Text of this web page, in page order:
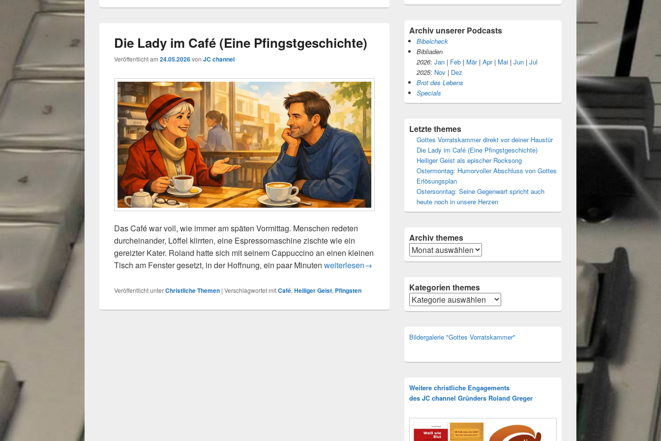
Die Lady im Café (Eine Pfingstgeschichte)
Veröffentlicht am 24.05.2026von JC channel
Das Café war voll, wie immer am späten Vormittag. Menschen redeten
durcheinander, Löffel klirrten, eine Espressomaschine zischte wie ein
gereizter Kater. Roland hatte sich mit seinem Cappuccino an einen kleinen
Tisch am Fenster gesetzt, in der Hoffnung, ein paar Minuten Die Lady im Café (Eine Pfingstgeschichte)
weiterlesen→
Veröffentlicht unterChristliche Themen | Verschlagwortet mitCafé, Heiliger Geist, Pfingsten
Archiv unserer Podcasts
Bibelcheck
Bibliaden
2026: Jan | Feb | Mär| Apr| Mai | Jun | Jul
2025: Nov | Dez
Brot des Lebens
Specials
Letzte themes
Gottes Vorratskammer direkt vor deiner Haustür
Die Lady im Café (Eine Pfingstgeschichte)
Heiliger Geist als epischer Rocksong
Ostermontag: Humorvoller Abschluss von Gottes
Erlösungsplan
Ostersonntag: Seine Gegenwart spricht auch
heute noch in unsere Herzen
Archivthemes
Archiv
Kategorien themes
Kategorien
Bildergalerie "Gottes Vorratskammer"
Weitere christliche Engagements
des JC channel Gründers Roland Greger